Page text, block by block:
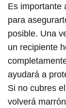
Es importante
para
posible. Una
un recipiente
ayudará a
Si no cubres
volverá